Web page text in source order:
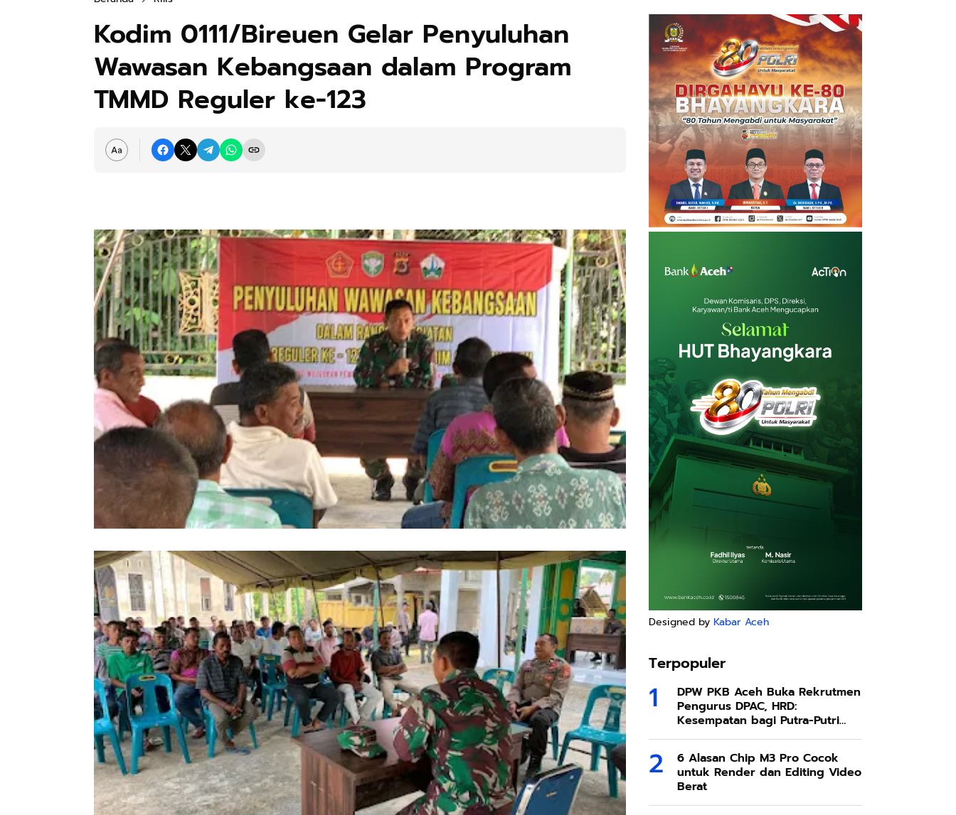
Kodim 0111/Bireuen Gelar Penyuluhan
Wawasan Kebangsaan dalam Program
TMMD Reguler ke-123
Designed by Kabar Aceh
Terpopuler
DPW PKB Aceh Buka Rekrutmen
Pengurus DPAC, HRD:
Kesempatan bagi Putra-Putri
Terbaik Aceh
6 Alasan Chip M3 Pro Cocok
untuk Render dan Editing Video
Berat